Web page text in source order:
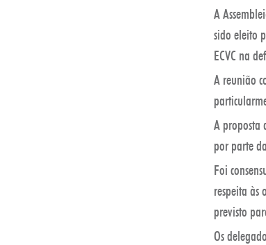
A
sido eleito
ECVC na
A reunião
A proposta
por parte
Foi
respeita às
previsto
Os